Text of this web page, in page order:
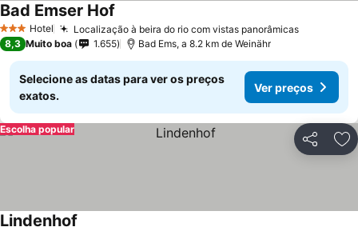
3 EstrelasHotel Localização à beira do rio com vistas panorâmicas
Bad Emser Hof
8,3 Muito boa 1.655 Bad Ems, a 8.2 km de Weinähr
Selecione as datas para ver os preços
exatos.
Ver preços
Partilhar
Escolha popular
Lindenhof